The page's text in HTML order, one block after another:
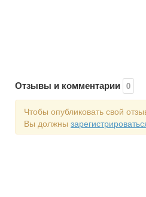
Отзывы и комментарии 0
Чтобы опубликовать свой
Вы должны